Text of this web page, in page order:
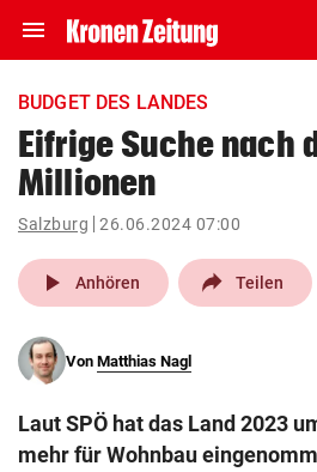
menu Navigation
ein-/ausklappen
account_circle Anmelden
pin_drop
Wien
search
Suchbegriff
eingeben
BUDGET DES LANDES
Eifrige Suche nach
Millionen
Salzburg 26.06.2024 07:00
play_arrow Anhören Teilen
Von Matthias Nagl
Laut SPÖ hat das Land 2023
mehr für Wohnbau